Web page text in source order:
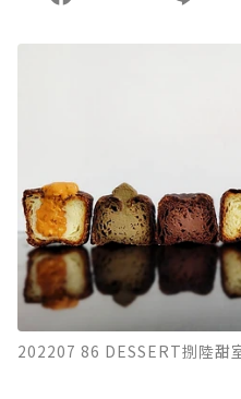
202207 86 DESSERT捌陸甜